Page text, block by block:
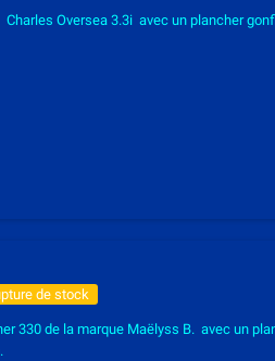
Oversea 3.3i avec un plancher
de stock
330 de la marque Maëlyss B. avec un